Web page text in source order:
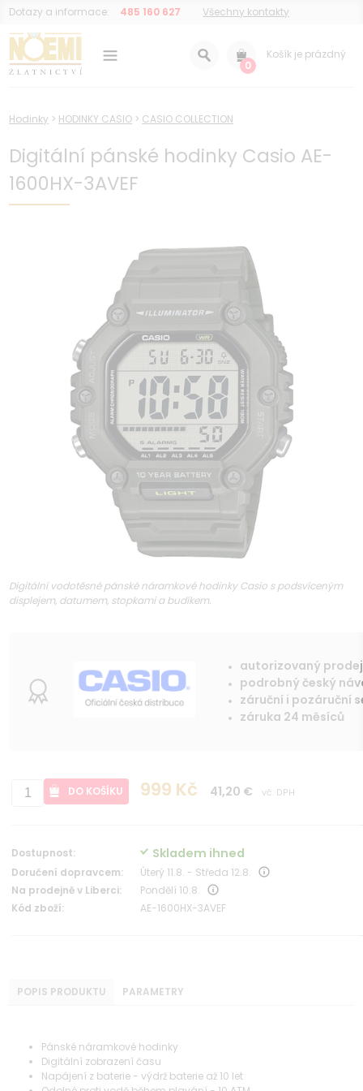
Dotazy a informace: 485 160 627 Všechny kontakty
0
Košík je prázdný
Hodinky > HODINKY CASIO > CASIO COLLECTION
Digitální pánské hodinky Casio AE-
1600HX-3AVEF
Digitální vodotěsné pánské náramkové hodinky Casio s podsvíceným
displejem, datumem, stopkami a budíkem.
autorizovaný
podrobný český
záruční i pozáruční
záruka 24 měsíců
DO KOŠÍKU 999 Kč 41,20 € vč. DPH
Dostupnost: Skladem ihned
Doručení dopravcem:
Úterý 11.8. - Středa 12.8.
Na prodejně v Liberci:
Pondělí 10.8.
Kód zboží:
AE-1600HX-3AVEF
POPIS PRODUKTU PARAMETRY
Pánské náramkové hodinky
Digitální zobrazení času
Napájení z baterie - výdrž baterie až 10 let